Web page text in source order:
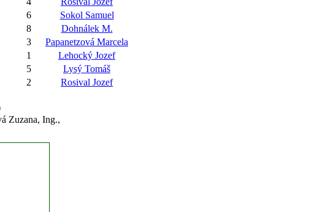
6
Sokol Samuel
8
Dohnálek M.
3
Papanetzová Marcela
1
Lehocký Jozef
5
Lysý Tomáš
2
Rosival Jozef
Zuzana, Ing.,